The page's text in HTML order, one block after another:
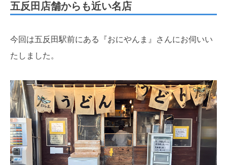
五反田店舗からも近い名店
今回は五反田駅前にある『おにやんま』さんにお伺いい
たしました。